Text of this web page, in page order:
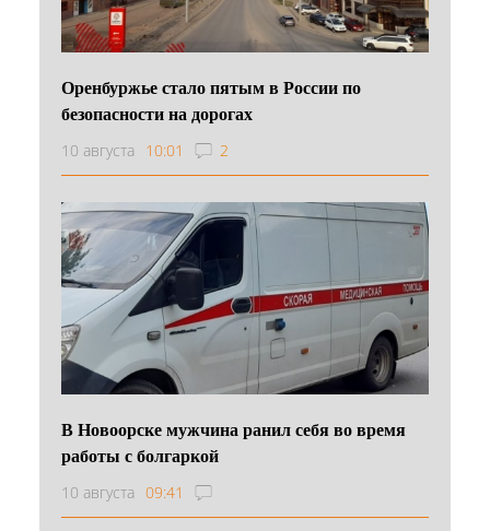
Оренбуржье стало пятым в России по
безопасности на дорогах
10 августа 10:01 2
В Новоорске мужчина ранил себя во время
работы с болгаркой
10 августа 09:41